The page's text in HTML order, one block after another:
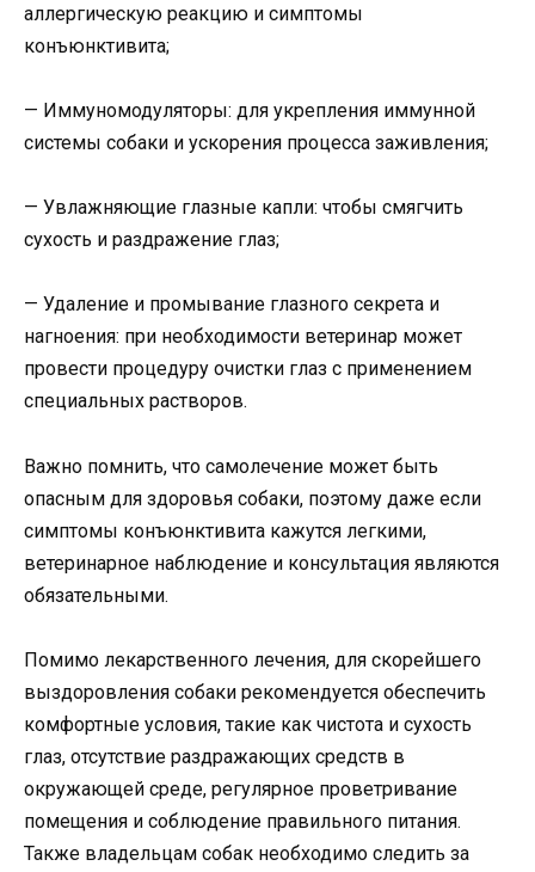
аллергическую реакцию и симптомы
конъюнктивита;
— Иммуномодуляторы: для укрепления иммунной
системы собаки и ускорения процесса заживления;
— Увлажняющие глазные капли: чтобы смягчить
сухость и раздражение глаз;
— Удаление и промывание глазного секрета и
нагноения: при необходимости ветеринар может
провести процедуру очистки глаз с применением
специальных растворов.
Важно помнить, что самолечение может быть
опасным для здоровья собаки, поэтому даже если
симптомы конъюнктивита кажутся легкими,
ветеринарное наблюдение и консультация являются
обязательными.
Помимо лекарственного лечения, для скорейшего
выздоровления собаки рекомендуется обеспечить
комфортные условия, такие как чистота и сухость
глаз, отсутствие раздражающих средств в
окружающей среде, регулярное проветривание
помещения и соблюдение правильного питания.
Также владельцам собак необходимо следить за